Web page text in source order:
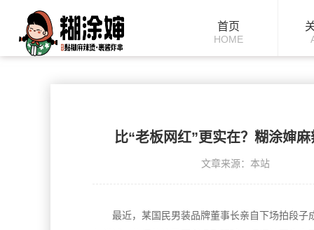
首页
HOME
比“老板网红”更实在？糊涂婶
文章来源：本站
最近，某国民男装品牌董事长亲自下场拍段